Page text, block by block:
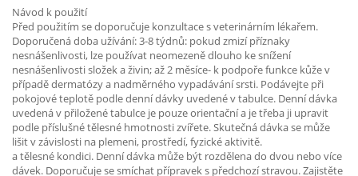
Návod k použití
Před použitím se doporučuje konzultace s veterinárním lékařem.
Doporučená doba užívání: 3-8 týdnů: pokud zmizí příznaky
nesnášenlivosti, lze používat neomezeně dlouho ke snížení
nesnášenlivosti složek a živin; až 2 měsíce- k podpoře funkce kůže v
případě dermatózy a nadměrného vypadávání srsti. Podávejte při
pokojové teplotě podle denní dávky uvedené v tabulce. Denní dávka
uvedená v přiložené tabulce je pouze orientační a je třeba ji upravit
podle příslušné tělesné hmotnosti zvířete. Skutečná dávka se může
lišit v závislosti na plemeni, prostředí, fyzické aktivitě.
a tělesné kondici. Denní dávka může být rozdělena do dvou nebo více
dávek. Doporučuje se smíchat přípravek s předchozí stravou. Zajistěte